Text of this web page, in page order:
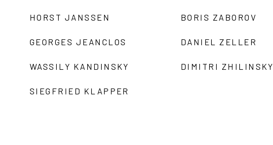
HORST JANSSEN
GEORGES JEANCLOS
WASSILY KANDINSKY
SIEGFRIED KLAPPER
BORIS ZABOROV
DANIEL ZELLER
DIMITRI ZHILINSKY